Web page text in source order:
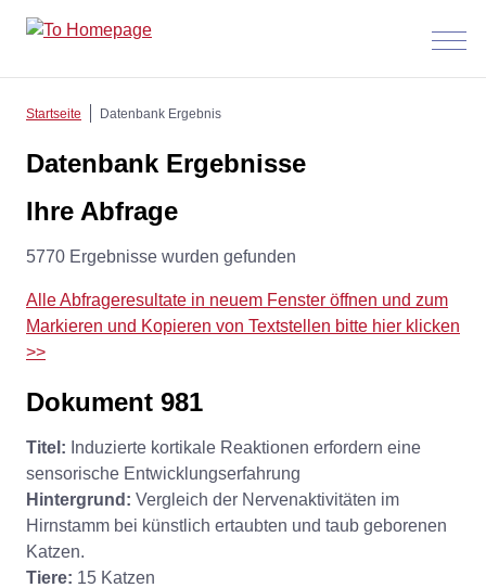
Menü
Startseite Datenbank Ergebnis
Datenbank Ergebnisse
Ihre Abfrage
5770 Ergebnisse wurden gefunden
Alle Abfrageresultate in neuem Fenster öffnen und zum
Markieren und Kopieren von Textstellen bitte hier klicken
>>
Dokument 981
Titel: Induzierte kortikale Reaktionen erfordern eine
sensorische Entwicklungserfahrung
Hintergrund: Vergleich der Nervenaktivitäten im
Hirnstamm bei künstlich ertaubten und taub geborenen
Katzen.
Tiere: 15 Katzen